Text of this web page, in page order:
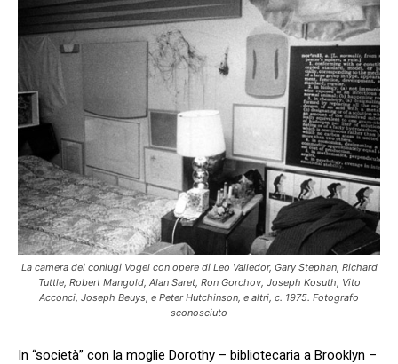
La camera dei coniugi Vogel con opere di Leo Valledor, Gary Stephan, Richard
Tuttle, Robert Mangold, Alan Saret, Ron Gorchov, Joseph Kosuth, Vito
Acconci, Joseph Beuys, e Peter Hutchinson, e altri, c. 1975. Fotografo
sconosciuto
In “società” con la moglie Dorothy – bibliotecaria a Brooklyn –